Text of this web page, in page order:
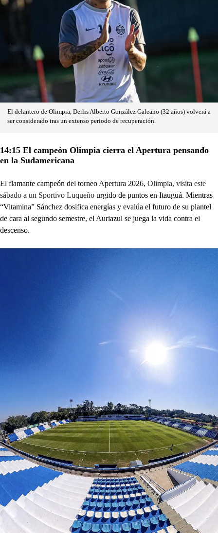
El delantero de Olimpia, Derlis Alberto González Galeano (32 años) volverá a
ser considerado tras un extenso periodo de recuperación.
14:15 El campeón Olimpia cierra el Apertura pensando
en la Sudamericana
El flamante campeón del torneo Apertura 2026, Olimpia, visita este
sábado a un Sportivo Luqueño urgido de puntos en Itauguá. Mientras
“Vitamina” Sánchez dosifica energías y evalúa el futuro de su plantel
de cara al segundo semestre, el Auriazul se juega la vida contra el
descenso.